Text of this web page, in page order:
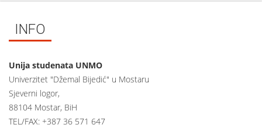
INFO
Unija studenata UNMO
Univerzitet "Džemal Bijedić" u Mostaru
Sjeverni logor,
88104 Mostar, BiH
TEL/FAX: +387 36 571 647